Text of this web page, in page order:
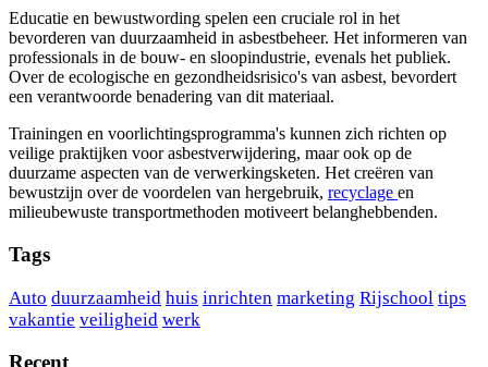
Educatie en bewustwording spelen een cruciale rol in het
bevorderen van duurzaamheid in asbestbeheer. Het informeren van
professionals in de bouw- en sloopindustrie, evenals het publiek.
Over de ecologische en gezondheidsrisico's van asbest, bevordert
een verantwoorde benadering van dit materiaal.
Trainingen en voorlichtingsprogramma's kunnen zich richten op
veilige praktijken voor asbestverwijdering, maar ook op de
duurzame aspecten van de verwerkingsketen. Het creëren van
bewustzijn over de voordelen van hergebruik, recyclage en
milieubewuste transportmethoden motiveert belanghebbenden.
Tags
Auto duurzaamheid huis inrichten marketing Rijschool tips
vakantie veiligheid werk
Recent